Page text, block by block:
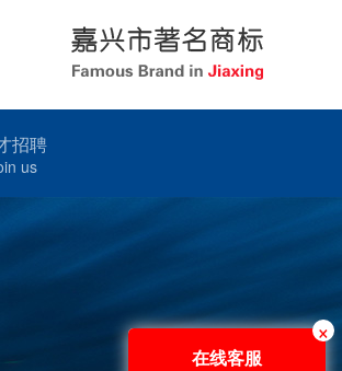
招聘
us
在线客服
×